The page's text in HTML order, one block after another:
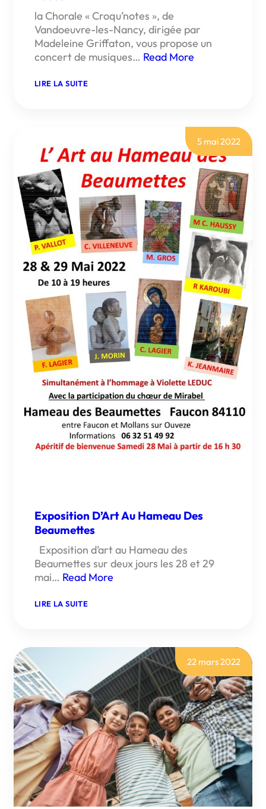
la Chorale « Croqu’notes », de
Vandoeuvre-les-Nancy, dirigée par
Madeleine Griffaton, vous propose un
concert de musiques… Read More
LIRE LA SUITE:
L’ÉGLISE
DE
5 mai 2022
Exposition D’Art Au Hameau Des
Beaumettes
Exposition d’art au Hameau des
Beaumettes sur deux jours les 28 et 29
mai… Read More
LIRE LA SUITE:
BEAUMETTES
22 mars 2022